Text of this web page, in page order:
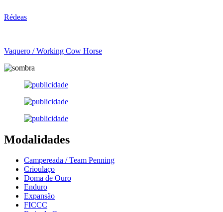
Rédeas
Vaquero / Working Cow Horse
Modalidades
Campereada / Team Penning
Crioulaço
Doma de Ouro
Enduro
Expansão
FICCC